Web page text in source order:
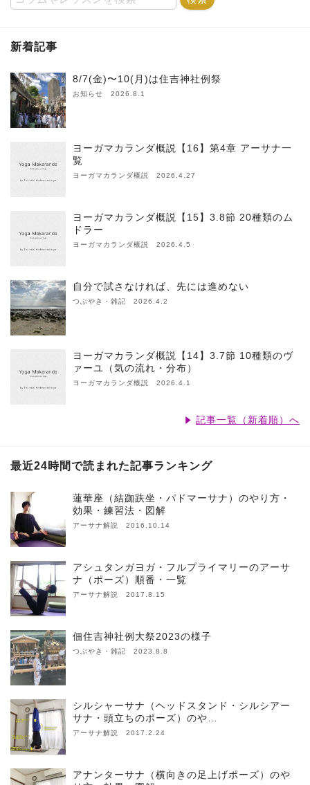
新着記事
8/7(金)〜10(月)は住吉神社例祭
お知らせ 2026.8.1
ヨーガマカランダ概説【16】第4章 アーサナ一
覧
ヨーガマカランダ概説 2026.4.27
ヨーガマカランダ概説【15】3.8節 20種類のム
ドラー
ヨーガマカランダ概説 2026.4.5
自分で試さなければ、先には進めない
つぶやき・雑記 2026.4.2
ヨーガマカランダ概説【14】3.7節 10種類のヴ
ァーユ（気の流れ・分布）
ヨーガマカランダ概説 2026.4.1
記事一覧（新着順）へ
最近24時間で読まれた記事ランキング
蓮華座（結跏趺坐・パドマーサナ）のやり方・
効果・練習法・図解
アーサナ解説 2016.10.14
アシュタンガヨガ・フルプライマリーのアーサ
ナ（ポーズ）順番・一覧
アーサナ解説 2017.8.15
佃住吉神社例大祭2023の様子
つぶやき・雑記 2023.8.8
シルシャーサナ（ヘッドスタンド・シルシアー
サナ・頭立ちのポーズ）のや…
アーサナ解説 2017.2.24
アナンターサナ（横向きの足上げポーズ）のや